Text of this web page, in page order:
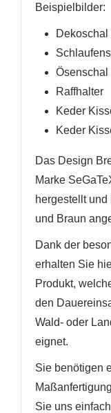
Beispielbilder:
Dekoschal
Ösenschal
Raffhalter
Keder
Keder
Das Design
Marke
hergestellt
und Braun
Dank der
erhalten Sie
Produkt,
den
Wald- oder
eignet.
Sie benötigen
Sie uns